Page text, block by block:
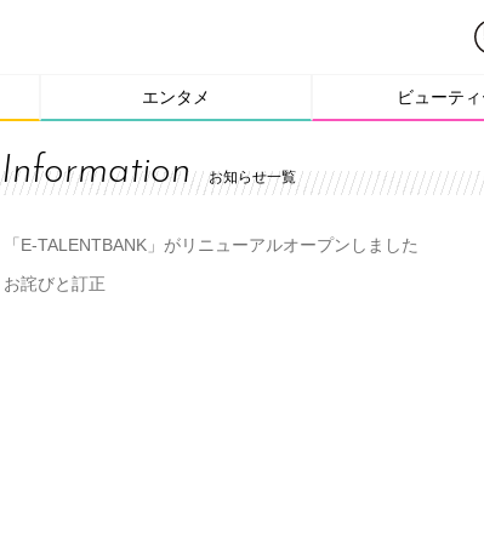
エンタメ ビューテ
Information お知らせ一覧
「E-TALENTBANK」がリニューアルオープンしました
お詫びと訂正